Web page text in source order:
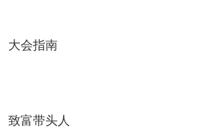
大会指南
致富带头人